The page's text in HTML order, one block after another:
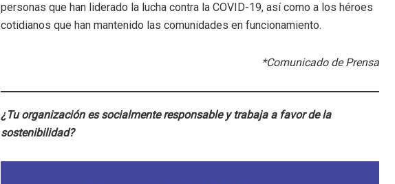
personas que han liderado la lucha contra la COVID-19, así como a los héroes
cotidianos que han mantenido las comunidades en funcionamiento.
*Comunicado de Prensa
¿Tu organización es socialmente responsable y trabaja a favor de la
sostenibilidad?